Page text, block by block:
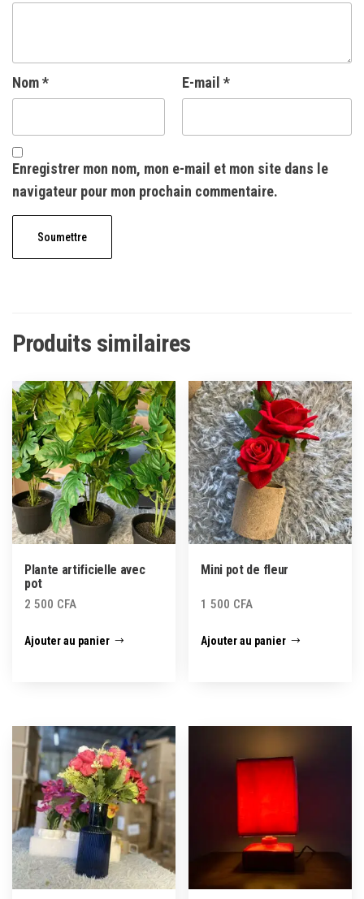
Nom* E-mail *
Enregistrer mon nom, mon e-mail et mon site dans le
navigateur pour mon prochain commentaire.
Produits similaires
Plante artificielle avec
pot
2 500 CFA
Ajouter au panier
Mini pot de fleur
1 500 CFA
Ajouter au panier